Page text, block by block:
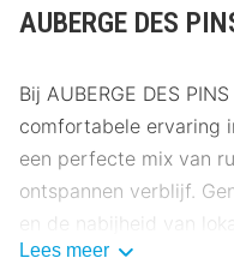
AUBERGE DES
Bij AUBERGE DES
comfortabele ervaring
een perfecte mix van
ontspannen verblijf.
en de nabijheid van
Lees meer